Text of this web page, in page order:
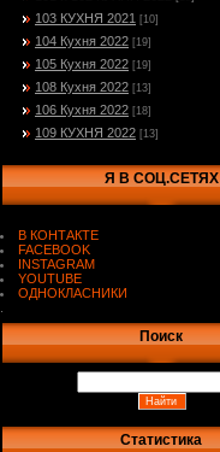
103 КУХНЯ 2021 [10]
104 Кухня 2022 [19]
105 Кухня 2022 [19]
108 Кухня 2022 [13]
106 Кухня 2022 [18]
109 КУХНЯ 2022 [13]
Я В СОЦ.СЕТЯХ
В КОНТАКТЕ
FACEBOOK
INSTAGRAM
YOUTUBE
ОДНОКЛАСНИКИ
Поиск
Статистика